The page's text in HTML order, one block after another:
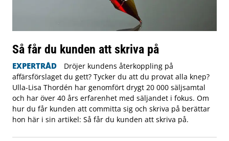
Så får du kunden att skriva på
EXPERTRÅD
Dröjer kundens återkoppling på
affärsförslaget du gett? Tycker du att du provat alla knep?
Ulla-Lisa Thordén har genomfört drygt 20 000 säljsamtal
och har över 40 års erfarenhet med säljandet i fokus. Om
hur du får kunden att committa sig och skriva på berättar
hon här i sin artikel: Så får du kunden att skriva på.